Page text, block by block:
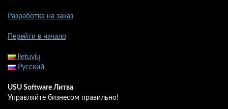
Разработка на заказ
Перейти в начало
lietuvių
Русский
USU Software Литва
Управляйте бизнесом правильно!